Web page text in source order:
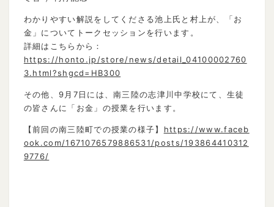
わかりやすい解説をしてくださる池上氏と村上が、「お
金」についてトークセッションを行います。
詳細はこちらから：
https://honto.jp/store/news/detail_04100002760
3.html?shgcd=HB300
その他、9月7日には、南三陸の志津川中学校にて、生徒
の皆さんに「お金」の授業を行います。
【前回の南三陸町での授業の様子】 https://www.faceb
ook.com/1671076579886531/posts/193864410312
9776/